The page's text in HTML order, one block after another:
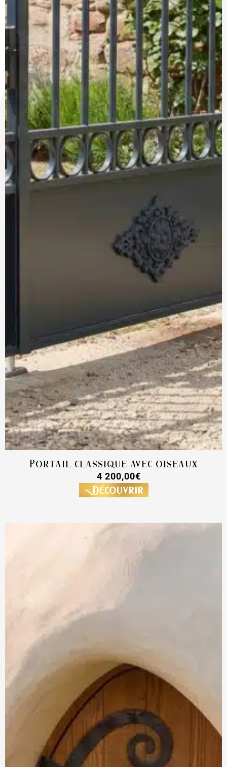
Portail classique avec oiseaux
4 200,00€
Découvrir